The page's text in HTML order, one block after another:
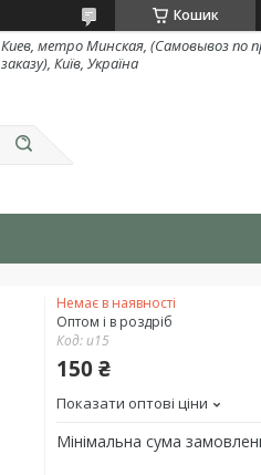
Кошик
Киев, метро Минская, (Самовывоз по
заказу), Київ, Україна
Немає в наявності
Оптом і в роздріб
Код:и15
150 ₴
Показати оптові ціни
Мінімальна сума